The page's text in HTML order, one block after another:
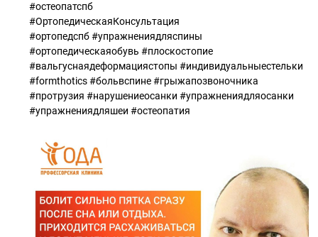
#остеопатспб
#ОртопедическаяКонсультация
#ортопедспб #упражнениядляспины
#ортопедическаяобувь #плоскостопие
#вальгуснаядеформациястопы #индивидуальныестельки
#formthotics #больвспине #грыжапозвоночника
#протрузия #нарушениеосанки #упражнениядляосанки
#упражнениядляшеи #остеопатия